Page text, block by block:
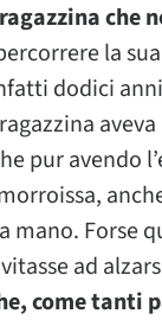
la
dodici
pur avendo
mano. Forse
ad
come